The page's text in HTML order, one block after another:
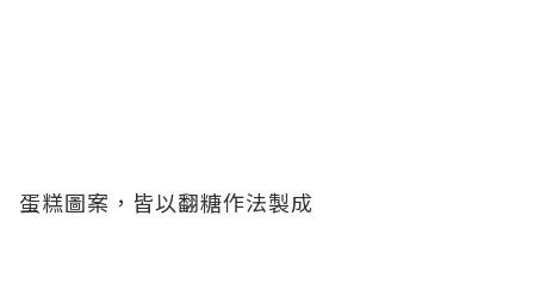
蛋糕圖案，皆以翻糖作法製成